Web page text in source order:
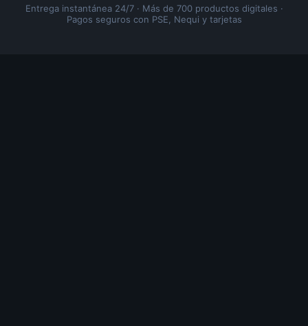
Entrega instantánea 24/7 · Más de 700 productos digitales ·
Pagos seguros con PSE, Nequi y tarjetas